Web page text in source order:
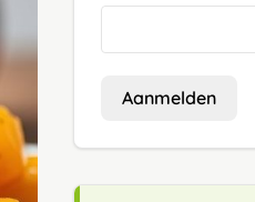
Aanmelden